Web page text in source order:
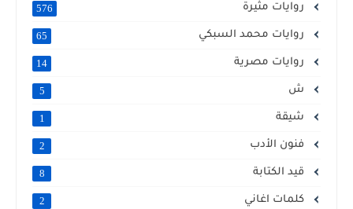
روايات مثيرة 576
روايات محمد السبكي 65
روايات مصرية 14
ش 5
شيقة 1
فنون الأدب 2
قيد الكتابة 8
كلمات اغاني 2